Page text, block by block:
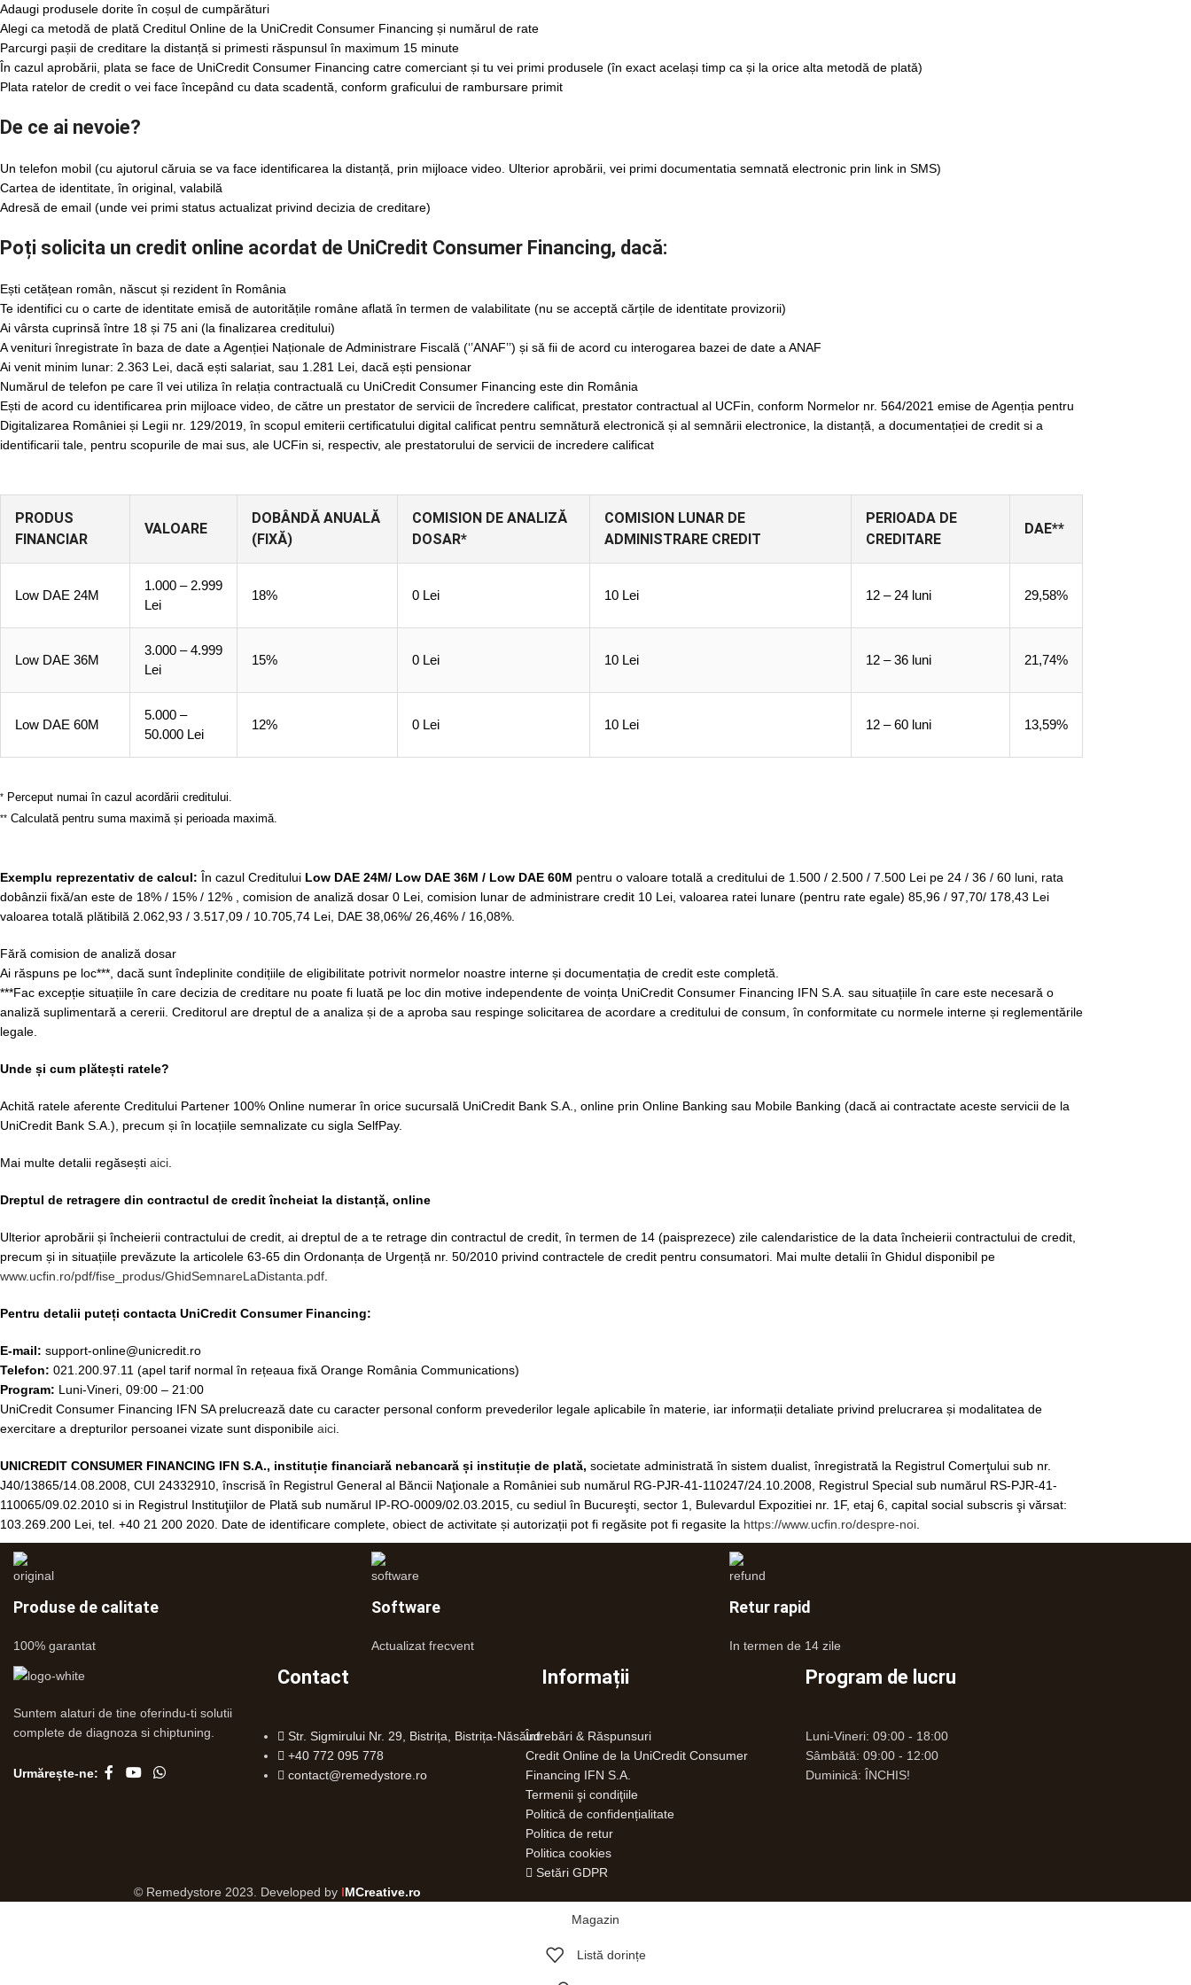
Adaugi produsele dorite în coșul de cumpărături
Alegi ca metodă de plată Creditul Online de la UniCredit Consumer Financing și numărul de rate
Parcurgi pașii de creditare la distanță si primesti răspunsul în maximum 15 minute
În cazul aprobării, plata se face de UniCredit Consumer Financing catre comerciant și tu vei primi produsele (în exact același timp ca și la orice alta metodă de plată)
Plata ratelor de credit o vei face începând cu data scadentă, conform graficului de rambursare primit
De ce ai nevoie?
Un telefon mobil (cu ajutorul căruia se va face identificarea la distanță, prin mijloace video. Ulterior aprobării, vei primi documentatia semnată electronic prin link in SMS)
Cartea de identitate, în original, valabilă
Adresă de email (unde vei primi status actualizat privind decizia de creditare)
Poți solicita un credit online acordat de UniCredit Consumer Financing, dacă:
Ești cetățean român, născut și rezident în România
Te identifici cu o carte de identitate emisă de autoritățile române aflată în termen de valabilitate (nu se acceptă cărțile de identitate provizorii)
Ai vârsta cuprinsă între 18 și 75 ani (la finalizarea creditului)
A venituri înregistrate în baza de date a Agenției Naționale de Administrare Fiscală (‘’ANAF’’) și să fii de acord cu interogarea bazei de date a ANAF
Ai venit minim lunar: 2.363 Lei, dacă ești salariat, sau 1.281 Lei, dacă ești pensionar
Numărul de telefon pe care îl vei utiliza în relația contractuală cu UniCredit Consumer Financing este din România
Ești de acord cu identificarea prin mijloace video, de către un prestator de servicii de încredere calificat, prestator contractual al UCFin, conform Normelor nr. 564/2021 emise de Agenția pentru
Digitalizarea României și Legii nr. 129/2019, în scopul emiterii certificatului digital calificat pentru semnătură electronică și al semnării electronice, la distanță, a documentației de credit si a
identificarii tale, pentru scopurile de mai sus, ale UCFin si, respectiv, ale prestatorului de servicii de incredere calificat
PRODUS
FINANCIAR
VALOARE
DOBÂNDĂ ANUALĂ
(FIXĂ)
COMISION DE ANALIZĂ
DOSAR*
COMISION LUNAR DE
ADMINISTRARE CREDIT
PERIOADA DE
CREDITARE
DAE**
Low DAE 24M
1.000 – 2.999
Lei
18% 0 Lei 10 Lei 12 – 24 luni 29,58%
Low DAE 36M
3.000 – 4.999
Lei
15% 0 Lei 10 Lei 12 – 36 luni 21,74%
Low DAE 60M
5.000 –
50.000 Lei
12% 0 Lei 10 Lei 12 – 60 luni 13,59%
* Perceput numai în cazul acordării creditului.
** Calculată pentru suma maximă și perioada maximă.
Exemplu reprezentativ de calcul: În cazul Creditului Low DAE 24M/ Low DAE 36M / Low DAE 60M pentru o valoare totală a creditului de 1.500 / 2.500 / 7.500 Lei pe 24 / 36 / 60 luni, rata
dobânzii fixă/an este de 18% / 15% / 12% , comision de analiză dosar 0 Lei, comision lunar de administrare credit 10 Lei, valoarea ratei lunare (pentru rate egale) 85,96 / 97,70/ 178,43 Lei
valoarea totală plătibilă 2.062,93 / 3.517,09 / 10.705,74 Lei, DAE 38,06%/ 26,46% / 16,08%.
Fără comision de analiză dosar
Ai răspuns pe loc***, dacă sunt îndeplinite condițiile de eligibilitate potrivit normelor noastre interne și documentația de credit este completă.
***Fac excepție situațiile în care decizia de creditare nu poate fi luată pe loc din motive independente de voința UniCredit Consumer Financing IFN S.A. sau situațiile în care este necesară o
analiză suplimentară a cererii. Creditorul are dreptul de a analiza și de a aproba sau respinge solicitarea de acordare a creditului de consum, în conformitate cu normele interne și reglementările
legale.
Unde și cum plătești ratele?
Achită ratele aferente Creditului Partener 100% Online numerar în orice sucursală UniCredit Bank S.A., online prin Online Banking sau Mobile Banking (dacă ai contractate aceste servicii de la
UniCredit Bank S.A.), precum și în locațiile semnalizate cu sigla SelfPay.
Mai multe detalii regăsești aici.
Dreptul de retragere din contractul de credit încheiat la distanță, online
Ulterior aprobării și încheierii contractului de credit, ai dreptul de a te retrage din contractul de credit, în termen de 14 (paisprezece) zile calendaristice de la data încheierii contractului de credit,
precum și in situațiile prevăzute la articolele 63-65 din Ordonanța de Urgență nr. 50/2010 privind contractele de credit pentru consumatori. Mai multe detalii în Ghidul disponibil pe
www.ucfin.ro/pdf/fise_produs/GhidSemnareLaDistanta.pdf.
Pentru detalii puteți contacta UniCredit Consumer Financing:
E-mail: support-online@unicredit.ro
Telefon: 021.200.97.11 (apel tarif normal în rețeaua fixă Orange România Communications)
Program: Luni-Vineri, 09:00 – 21:00
UniCredit Consumer Financing IFN SA prelucrează date cu caracter personal conform prevederilor legale aplicabile în materie, iar informații detaliate privind prelucrarea și modalitatea de
exercitare a drepturilor persoanei vizate sunt disponibile aici.
UNICREDIT CONSUMER FINANCING IFN S.A., instituție financiară nebancară și instituție de plată, societate administrată în sistem dualist, înregistrată la Registrul Comerţului sub nr.
J40/13865/14.08.2008, CUI 24332910, înscrisă în Registrul General al Băncii Naţionale a României sub numărul RG-PJR-41-110247/24.10.2008, Registrul Special sub numărul RS-PJR-41-
110065/09.02.2010 si in Registrul Instituţiilor de Plată sub numărul IP-RO-0009/02.03.2015, cu sediul în Bucureşti, sector 1, Bulevardul Expozitiei nr. 1F, etaj 6, capital social subscris şi vărsat:
103.269.200 Lei, tel. +40 21 200 2020. Date de identificare complete, obiect de activitate și autorizații pot fi regăsite pot fi regasite la https://www.ucfin.ro/despre-noi.
Produse de calitate
100% garantat
Software
Actualizat frecvent
Retur rapid
In termen de 14 zile
Suntem alaturi de tine oferindu-ti solutii
complete de diagnoza si chiptuning.
Urmărește-ne:
Contact
Str. Sigmirului Nr. 29, Bistrița, Bistrița-Năsăud
+40 772 095 778
contact@remedystore.ro
Informații
Întrebări & Răspunsuri
Credit Online de la UniCredit Consumer
Financing IFN S.A.
Termenii şi condiţiile
Politică de confidențialitate
Politica de retur
Politica cookies
Setări GDPR
Program de lucru
Luni-Vineri: 09:00 - 18:00
Sâmbătă: 09:00 - 12:00
Duminică: ÎNCHIS!
© Remedystore 2023. Developed by IMCreative.ro
Magazin
Listă dorințe